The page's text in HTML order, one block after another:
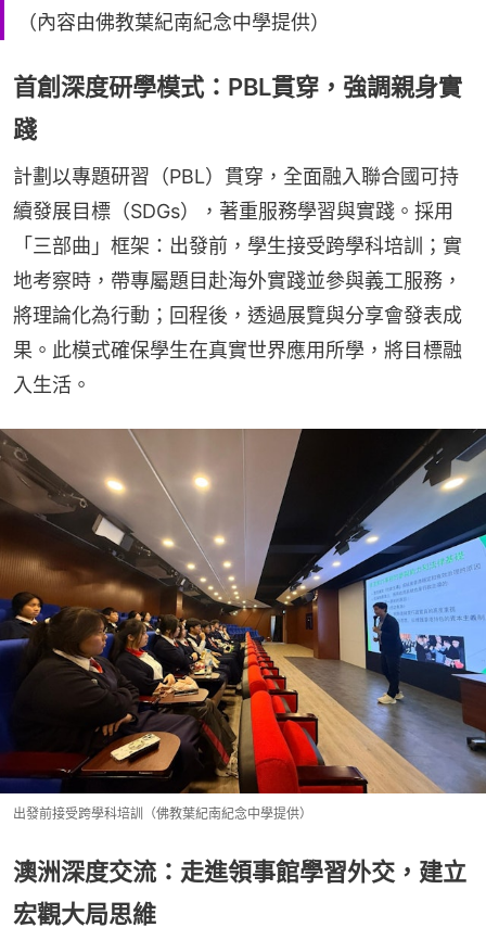
（內容由佛教葉紀南紀念中學提供）
首創深度研學模式：PBL貫穿，強調親身實
踐
計劃以專題研習（PBL）貫穿，全面融入聯合國可持
續發展目標（SDGs），著重服務學習與實踐。採用
「三部曲」框架：出發前，學生接受跨學科培訓；實
地考察時，帶專屬題目赴海外實踐並參與義工服務，
將理論化為行動；回程後，透過展覽與分享會發表成
果。此模式確保學生在真實世界應用所學，將目標融
入生活。
出發前接受跨學科培訓（佛教葉紀南紀念中學提供）
澳洲深度交流：走進領事館學習外交，建立
宏觀大局思維